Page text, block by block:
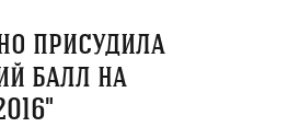
присудила
балл на